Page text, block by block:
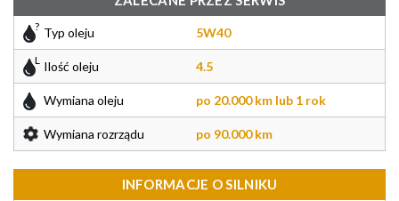
Typ oleju 5W40
Ilość oleju 4.5
Wymiana oleju po 20.000 km lub 1 rok
Wymiana rozrządu po 90.000 km
INFORMACJE O SILNIKU